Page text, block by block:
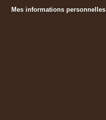
Mes informations personnelles